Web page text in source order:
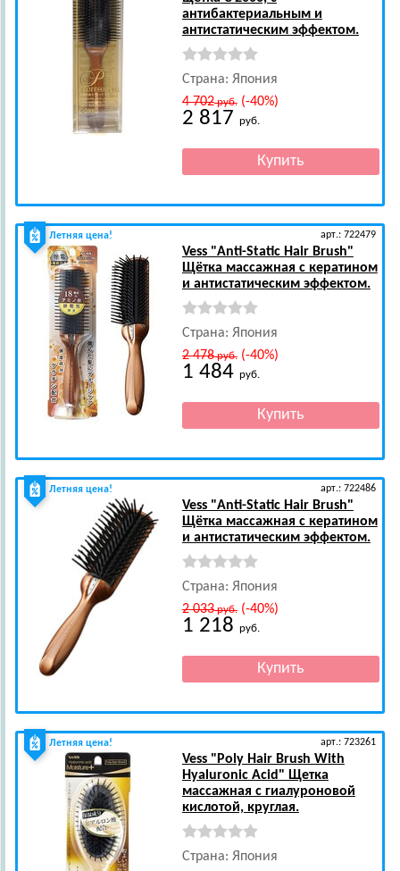
антибактериальным и
антистатическим эффектом.
Страна: Япония
4 702руб.(-40%)
2 817 руб.
Летняя цена! арт.: 722479
Vess"Anti-Static Hair Brush"
Щётка массажная с кератином
и антистатическим эффектом.
Страна: Япония
2 478руб.(-40%)
1 484 руб.
Летняя цена! арт.: 722486
Vess"Anti-Static Hair Brush"
Щётка массажная с кератином
и антистатическим эффектом.
Страна: Япония
2 033руб.(-40%)
1 218 руб.
Летняя цена! арт.: 723261
Vess"Poly Hair Brush With
Hyaluronic Acid" Щетка
массажная с гиалуроновой
кислотой, круглая.
Страна: Япония